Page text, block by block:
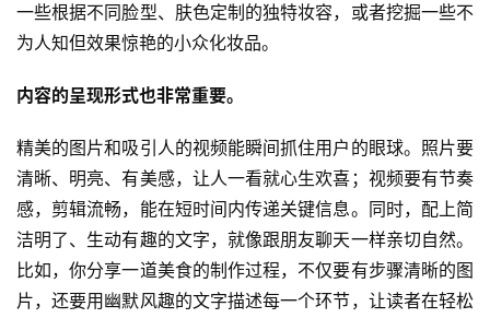
一些根据不同脸型、肤色定制的独特妆容，或者挖掘一些不
为人知但效果惊艳的小众化妆品。
内容的呈现形式也非常重要。
精美的图片和吸引人的视频能瞬间抓住用户的眼球。照片要
清晰、明亮、有美感，让人一看就心生欢喜；视频要有节奏
感，剪辑流畅，能在短时间内传递关键信息。同时，配上简
洁明了、生动有趣的文字，就像跟朋友聊天一样亲切自然。
比如，你分享一道美食的制作过程，不仅要有步骤清晰的图
片，还要用幽默风趣的文字描述每一个环节，让读者在轻松